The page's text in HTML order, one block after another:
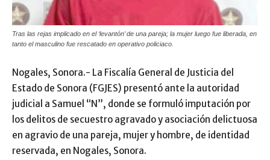
Tras las rejas implicado en el ‘levantón’ de una pareja; la mujer luego fue liberada, en
tanto el masculino fue rescatado en operativo policiaco.
Nogales, Sonora.- La Fiscalía General de Justicia del
Estado de Sonora (FGJES) presentó ante la autoridad
judicial a Samuel “N”, donde se formuló imputación por
los delitos de secuestro agravado y asociación delictuosa
en agravio de una pareja, mujer y hombre, de identidad
reservada, en Nogales, Sonora.